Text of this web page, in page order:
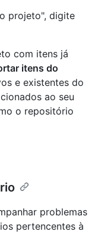
projeto", digite
com itens já
itens do
e existentes do
ao seu
o repositório
problemas
pertencentes à